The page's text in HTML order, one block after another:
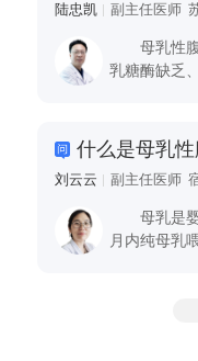
陆忠凯 副主任医师
母乳性腹
乳糖酶缺乏
什么是母乳性
刘云云 副主任医师
母乳是婴
月内纯母乳